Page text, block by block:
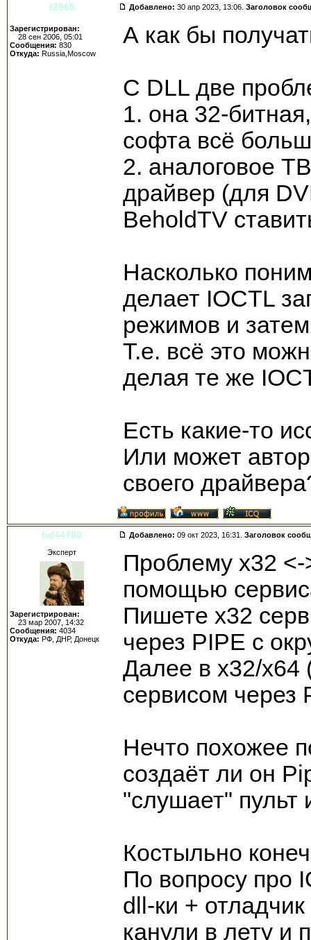
f2065 Добавлено: 30 апр 2023, 13:06. Заголовок
Зарегистрирован:
28 сен 2006, 05:01
Сообщения: 830
Откуда: Russia,Moscow
А как бы
С DLL две
1. она 32-
софта всё
2. аналоговое
драйвер (для
BeholdTV
Насколько
делает IOCTL
режимов и
Т.е. всё это
делая те же
Есть какие-то
Или может
своего
hd44780 Добавлено: 09 окт 2023, 16:31. Заголовок
Эксперт
Зарегистрирован:
23 мар 2007, 14:32
Сообщения: 4034
Откуда: РФ, ДНР, Донецк
Проблему x32
помощью
Пишете x32
через PIPE с
Далее в x32/x64
сервисом через
Нечто похожее
создаёт ли он
"слушает" пульт
Костыльно
По вопросу про
dll-ки +
канули в лету и